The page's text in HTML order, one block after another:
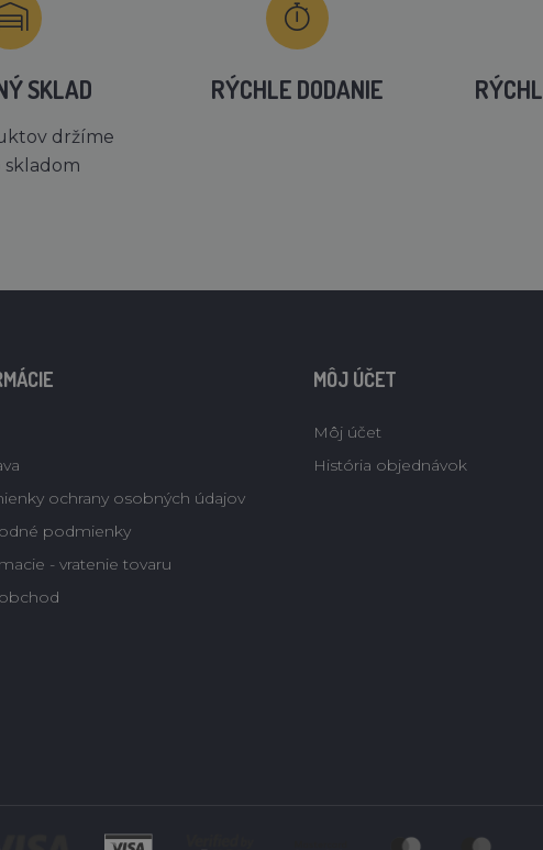
SKLAD
držíme
skladom
RÝCHLE DODANIE
ochrany osobných údajov
podmienky
- vratenie tovaru
MÔJ ÚČET
Môj účet
História objednávok